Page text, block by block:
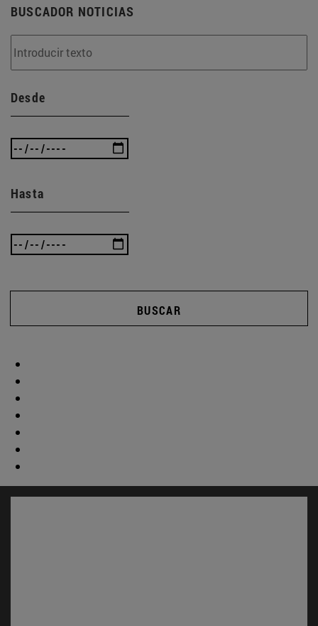
BUSCADOR NOTICIAS
Desde
Hasta
BUSCAR